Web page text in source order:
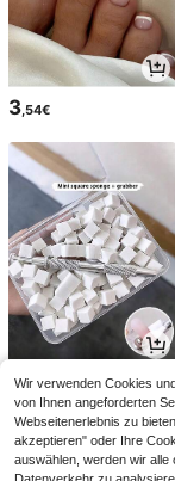
3 ,54€
2,98€
Wir verwenden Cookies
von Ihnen angeforderten
Webseitenerlebnis zu
akzeptieren" oder Ihre
auswählen, werden wir alle